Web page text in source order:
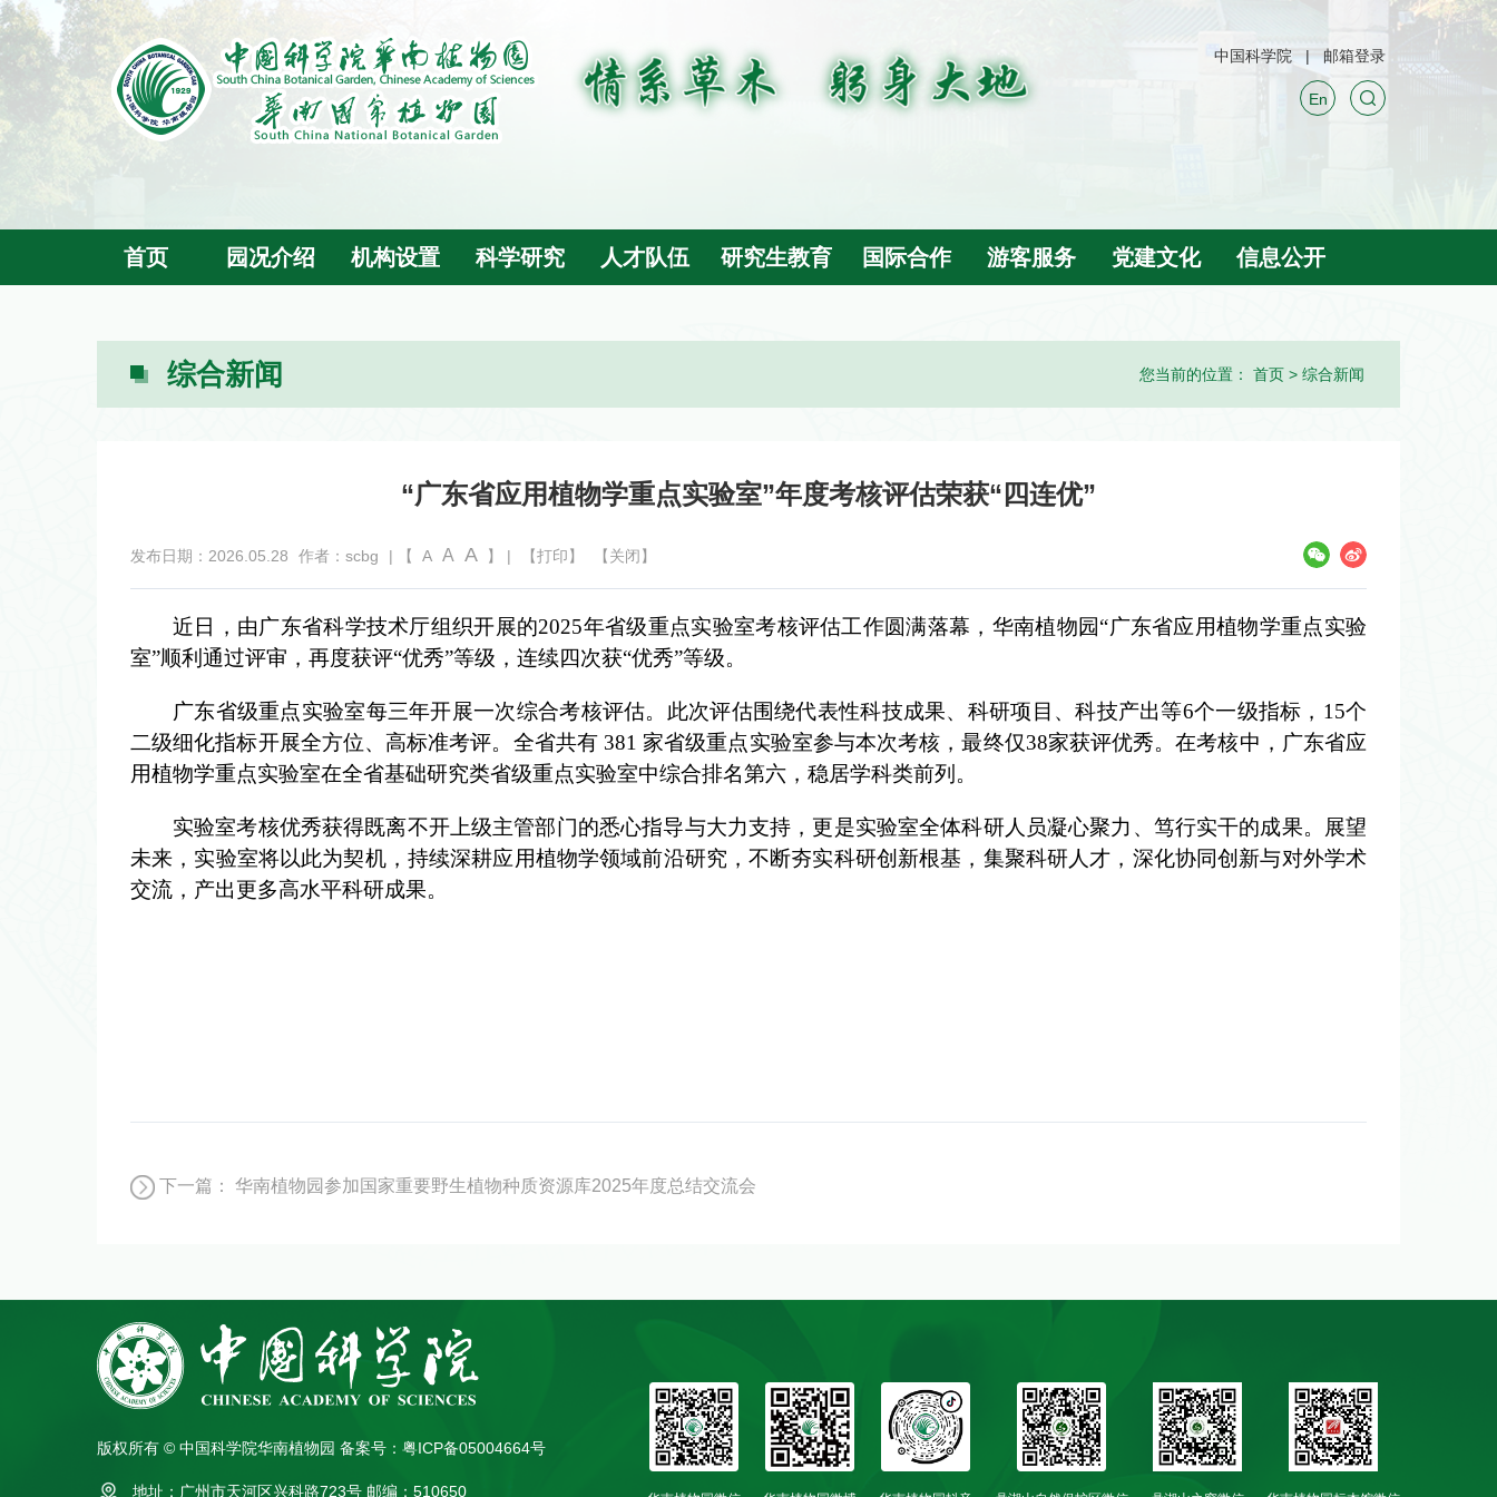
中国科学院 邮箱登录
En
首页 园况介绍 机构设置 科学研究 人才队伍 研究生教育 国际合作 游客服务 党建文化 信息公开
您当前的位置： 首页 > 综合新闻
综合新闻
“广东省应用植物学重点实验室”年度考核评估荣获“四连优”
发布日期：2026.05.28 作者：scbg | 【 A A A 】 | 【打印】 【关闭】
近日，由广东省科学技术厅组织开展的2025年省级重点实验室考核评估工作圆满落幕，华南植物园“广东省应用植物学重点实验
室”顺利通过评审，再度获评“优秀”等级，连续四次获“优秀”等级。
广东省级重点实验室每三年开展一次综合考核评估。此次评估围绕代表性科技成果、科研项目、科技产出等6个一级指标，15个
二级细化指标开展全方位、高标准考评。全省共有 381 家省级重点实验室参与本次考核，最终仅38家获评优秀。在考核中，广东省应
用植物学重点实验室在全省基础研究类省级重点实验室中综合排名第六，稳居学科类前列。
实验室考核优秀获得既离不开上级主管部门的悉心指导与大力支持，更是实验室全体科研人员凝心聚力、笃行实干的成果。展望
未来，实验室将以此为契机，持续深耕应用植物学领域前沿研究，不断夯实科研创新根基，集聚科研人才，深化协同创新与对外学术
交流，产出更多高水平科研成果。
下一篇： 华南植物园参加国家重要野生植物种质资源库2025年度总结交流会
版权所有 © 中国科学院华南植物园 备案号：粤ICP备05004664号
地址：广州市天河区兴科路723号 邮编：510650